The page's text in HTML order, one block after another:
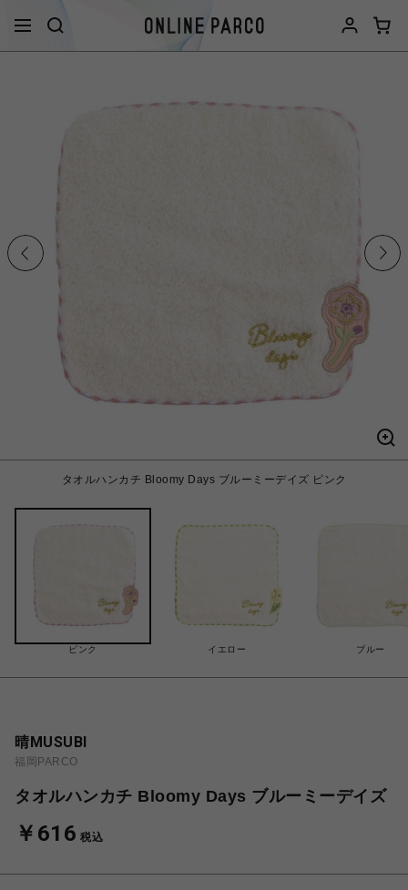
タオルハンカチ Bloomy Days ブルーミーデイズ ピンク
ピンク イエロー ブルー
晴MUSUBI
福岡PARCO
タオルハンカチ Bloomy Days ブルーミーデイズ
￥616 税込